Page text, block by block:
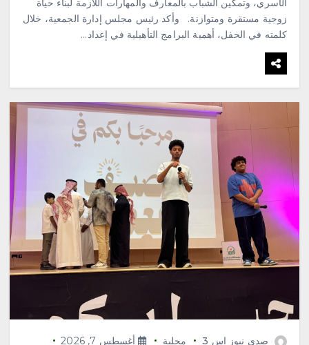
الأسري، وتمكين الشباب بالمعارف والمهارات اللازمة لبناء حياة
زوجية مستقرة ومتوازنة. وأكد رئيس مجلس إدارة الجمعية، خلال
كلمته في الحفل، أهمية البرامج التأهيلية في إعداد…
صدى نيوز إس 3 محلية أغسطس 7, 2026